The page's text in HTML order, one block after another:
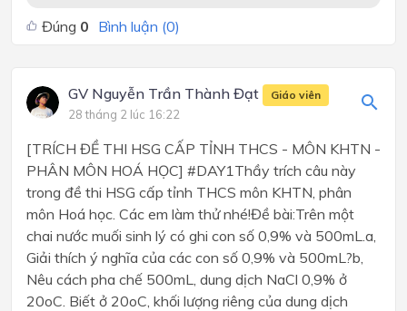
Đúng 0 Bình luận (0)
GV Nguyễn Trần Thành Đạt Giáo viên
28 tháng 2 lúc 16:22
[TRÍCH ĐỀ THI HSG CẤP TỈNH THCS - MÔN KHTN -
PHÂN MÔN HOÁ HỌC] #DAY1Thầy trích câu này
trong đề thi HSG cấp tỉnh THCS môn KHTN, phân
môn Hoá học. Các em làm thử nhé!Đề bài:Trên một
chai nước muối sinh lý có ghi con số 0,9% và 500mL.a,
Giải thích ý nghĩa của các con số 0,9% và 500mL?b,
Nêu cách pha chế 500mL, dung dịch NaCl 0,9% ở
20oC. Biết ở 20oC, khối lượng riêng của dung dịch